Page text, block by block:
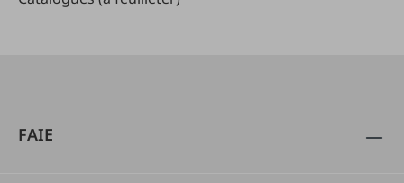
FAIE